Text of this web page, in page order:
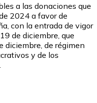
a las donaciones que
2024 a favor de
con la entrada de vigor
de diciembre, que
diciembre, de régimen
y de los